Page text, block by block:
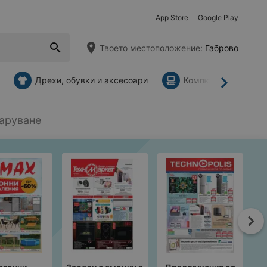
App Store Google Play
Твоето местоположение: Габрово
Напред
Дрехи, обувки и аксесоари Компютри и